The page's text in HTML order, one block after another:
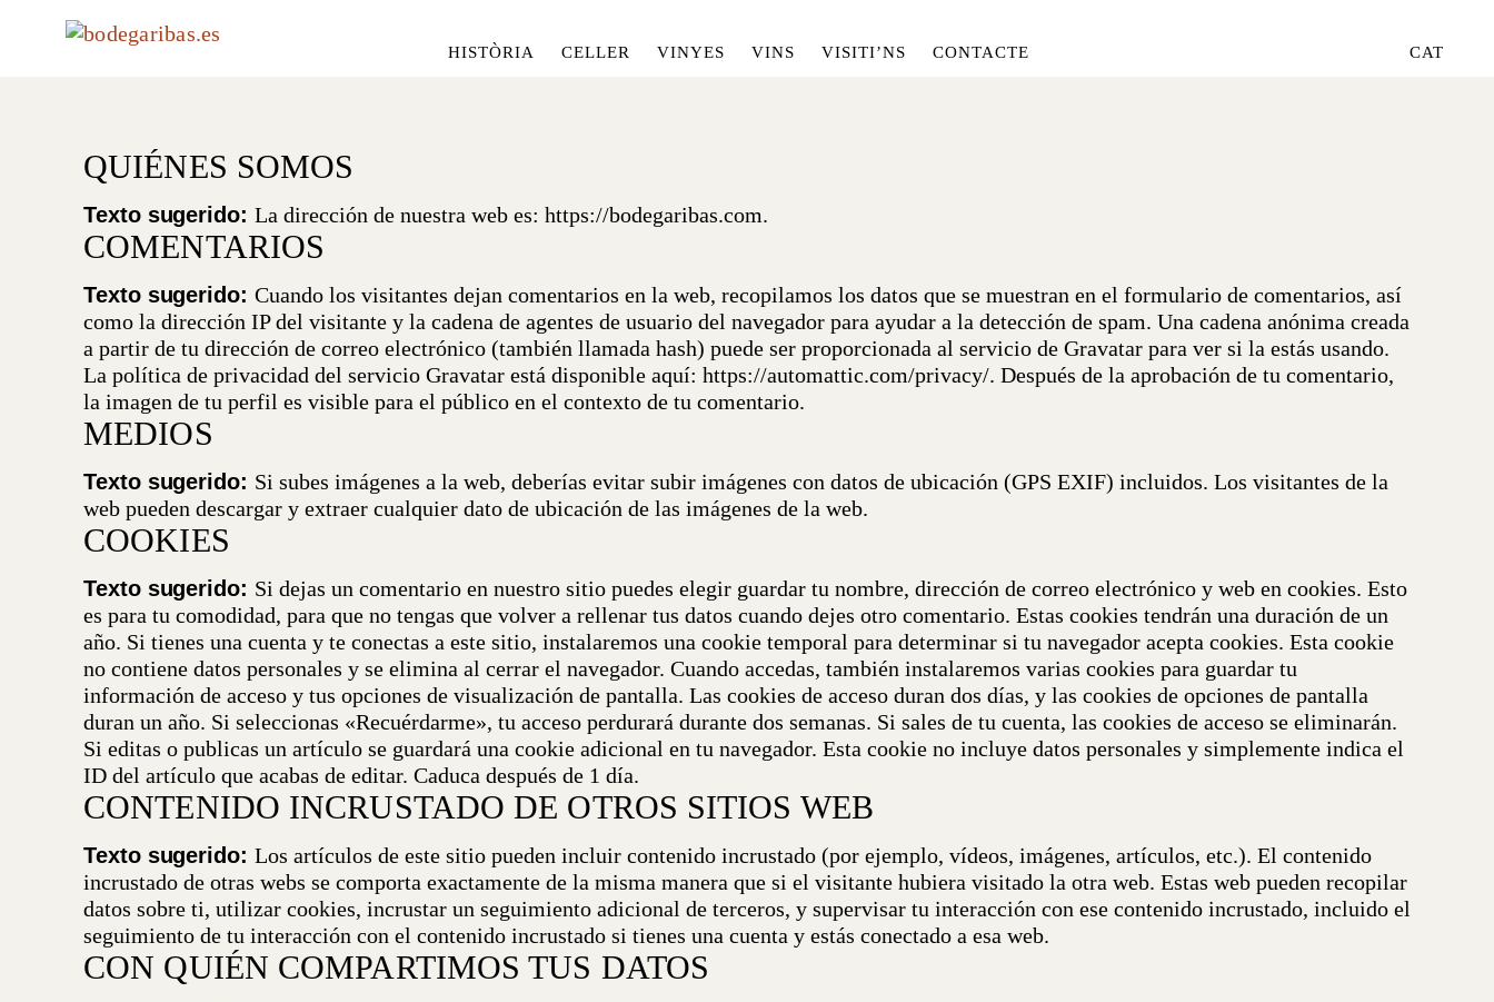
HISTÒRIA CELLER VINYES VINS VISITI’NS CONTACTE CAT
QUIÉNES SOMOS
Texto sugerido: La dirección de nuestra web es: https://bodegaribas.com.
COMENTARIOS
Texto sugerido: Cuando los visitantes dejan comentarios en la web, recopilamos los datos que se muestran en el formulario de comentarios, así
como la dirección IP del visitante y la cadena de agentes de usuario del navegador para ayudar a la detección de spam. Una cadena anónima creada
a partir de tu dirección de correo electrónico (también llamada hash) puede ser proporcionada al servicio de Gravatar para ver si la estás usando.
La política de privacidad del servicio Gravatar está disponible aquí: https://automattic.com/privacy/. Después de la aprobación de tu comentario,
la imagen de tu perfil es visible para el público en el contexto de tu comentario.
MEDIOS
Texto sugerido: Si subes imágenes a la web, deberías evitar subir imágenes con datos de ubicación (GPS EXIF) incluidos. Los visitantes de la
web pueden descargar y extraer cualquier dato de ubicación de las imágenes de la web.
COOKIES
Texto sugerido: Si dejas un comentario en nuestro sitio puedes elegir guardar tu nombre, dirección de correo electrónico y web en cookies. Esto
es para tu comodidad, para que no tengas que volver a rellenar tus datos cuando dejes otro comentario. Estas cookies tendrán una duración de un
año. Si tienes una cuenta y te conectas a este sitio, instalaremos una cookie temporal para determinar si tu navegador acepta cookies. Esta cookie
no contiene datos personales y se elimina al cerrar el navegador. Cuando accedas, también instalaremos varias cookies para guardar tu
información de acceso y tus opciones de visualización de pantalla. Las cookies de acceso duran dos días, y las cookies de opciones de pantalla
duran un año. Si seleccionas «Recuérdarme», tu acceso perdurará durante dos semanas. Si sales de tu cuenta, las cookies de acceso se eliminarán.
Si editas o publicas un artículo se guardará una cookie adicional en tu navegador. Esta cookie no incluye datos personales y simplemente indica el
ID del artículo que acabas de editar. Caduca después de 1 día.
CONTENIDO INCRUSTADO DE OTROS SITIOS WEB
Texto sugerido: Los artículos de este sitio pueden incluir contenido incrustado (por ejemplo, vídeos, imágenes, artículos, etc.). El contenido
incrustado de otras webs se comporta exactamente de la misma manera que si el visitante hubiera visitado la otra web. Estas web pueden recopilar
datos sobre ti, utilizar cookies, incrustar un seguimiento adicional de terceros, y supervisar tu interacción con ese contenido incrustado, incluido el
seguimiento de tu interacción con el contenido incrustado si tienes una cuenta y estás conectado a esa web.
CON QUIÉN COMPARTIMOS TUS DATOS